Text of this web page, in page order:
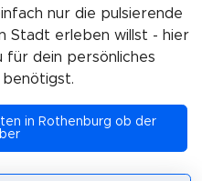
nur die pulsierende
Stadt erleben willst - hier
für dein persönliches
in Rothenburg ob der